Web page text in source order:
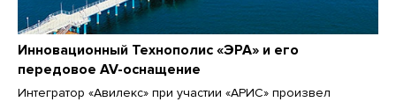
Инновационный Технополис «ЭРА» и его
передовое AV-оснащение
Интегратор «Авилекс» при участии «АРИС» произвел